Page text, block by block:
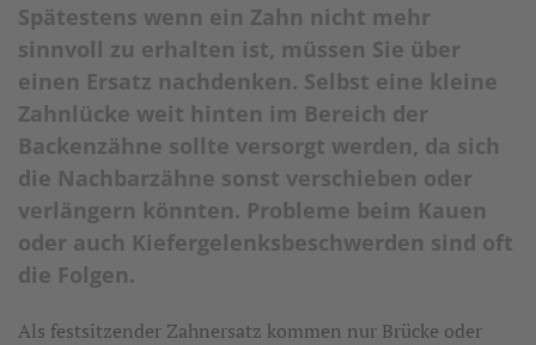
Spätestens wenn ein Zahn nicht mehr
sinnvoll zu erhalten ist, müssen Sie über
einen Ersatz nachdenken. Selbst eine kleine
Zahnlücke weit hinten im Bereich der
Backenzähne sollte versorgt werden, da sich
die Nachbarzähne sonst verschieben oder
verlängern könnten. Probleme beim Kauen
oder auch Kiefergelenksbeschwerden sind oft
die Folgen.
Als festsitzender Zahnersatz kommen nur Brücke oder